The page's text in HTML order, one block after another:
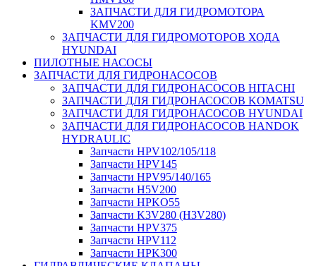
ЗАПЧАСТИ ДЛЯ ГИДРОМОТОРА
KMV200
ЗАПЧАСТИ ДЛЯ ГИДРОМОТОРОВ ХОДА
HYUNDAI
ПИЛОТНЫЕ НАСОСЫ
ЗАПЧАСТИ ДЛЯ ГИДРОНАСОСОВ
ЗАПЧАСТИ ДЛЯ ГИДРОНАСОСОВ HITACHI
ЗАПЧАСТИ ДЛЯ ГИДРОНАСОСОВ KOMATSU
ЗАПЧАСТИ ДЛЯ ГИДРОНАСОСОВ HYUNDAI
ЗАПЧАСТИ ДЛЯ ГИДРОНАСОСОВ HANDOK
HYDRAULIC
Запчасти HPV102/105/118
Запчасти HPV145
Запчасти HPV95/140/165
Запчасти H5V200
Запчасти HPKO55
Запчасти K3V280 (H3V280)
Запчасти HPV375
Запчасти HPV112
Запчасти HPK300